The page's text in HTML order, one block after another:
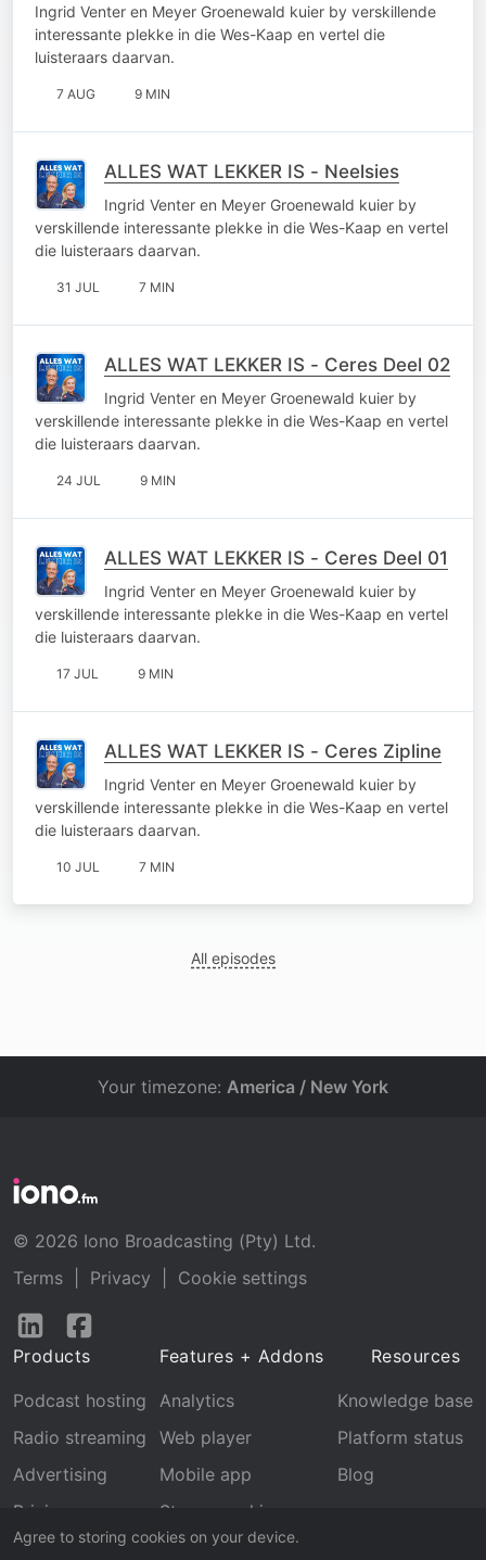
Ingrid Venter en Meyer Groenewald kuier by verskillende
interessante plekke in die Wes-Kaap en vertel die
luisteraars daarvan.
7 AUG 9 MIN
ALLES WAT LEKKER IS - Neelsies
Ingrid Venter en Meyer Groenewald kuier by
verskillende interessante plekke in die Wes-Kaap en vertel
die luisteraars daarvan.
31 JUL 7 MIN
ALLES WAT LEKKER IS - Ceres Deel 02
Ingrid Venter en Meyer Groenewald kuier by
verskillende interessante plekke in die Wes-Kaap en vertel
die luisteraars daarvan.
24 JUL 9 MIN
ALLES WAT LEKKER IS - Ceres Deel 01
Ingrid Venter en Meyer Groenewald kuier by
verskillende interessante plekke in die Wes-Kaap en vertel
die luisteraars daarvan.
17 JUL 9 MIN
ALLES WAT LEKKER IS - Ceres Zipline
Ingrid Venter en Meyer Groenewald kuier by
verskillende interessante plekke in die Wes-Kaap en vertel
die luisteraars daarvan.
10 JUL 7 MIN
All episodes
Agree to storing cookies on your device.
Your timezone: America / New York
© 2026 Iono Broadcasting (Pty) Ltd.
Terms
Privacy
Cookie settings
Follow
LinkedInFacebook
Products
Podcast hosting
Radio streaming
Advertising
Pricing
Features + Addons
Analytics
Web player
Mobile app
Stream archive
Recognition
Resources
Knowledge base
Platform status
Blog